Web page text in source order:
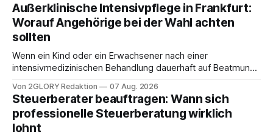
Außerklinische Intensivpflege in Frankfurt:
Worauf Angehörige bei der Wahl achten
sollten
Wenn ein Kind oder ein Erwachsener nach einer
intensivmedizinischen Behandlung dauerhaft auf Beatmung
angewiesen ist, stellt sich für Familien eine schwierige
Frage: Muss die Versorgung dauerhaft in der Klinik bleiben –
oder ist ein Leben zu Hause möglich? Die außerklinische
Intensivpflege bietet genau diese Alternative: Sie
Von 2GLORY Redaktion 07 Aug. 2026
Steuerberater beauftragen: Wann sich
professionelle Steuerberatung wirklich
lohnt